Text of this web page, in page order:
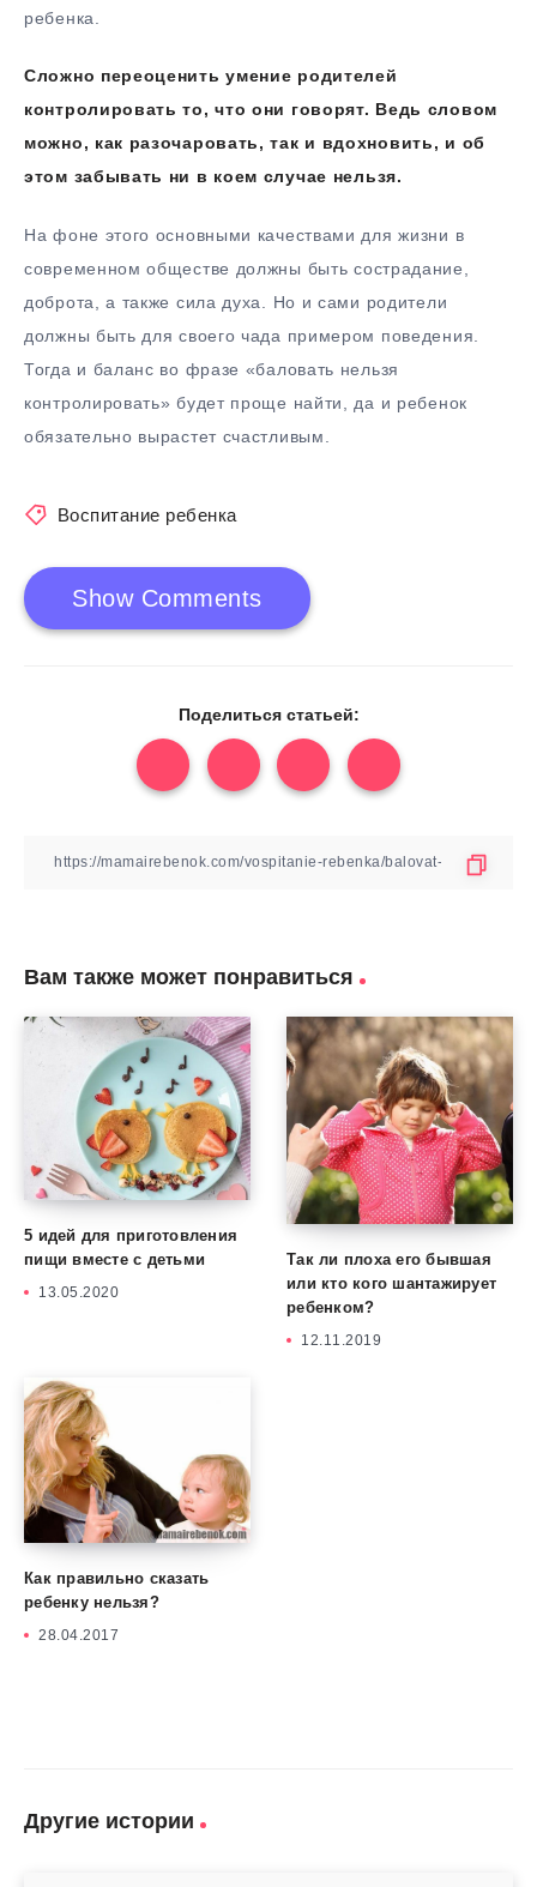
ребенка.
Сложно переоценить умение родителей
контролировать то, что они говорят. Ведь словом
можно, как разочаровать, так и вдохновить, и об
этом забывать ни в коем случае нельзя.
На фоне этого основными качествами для жизни в
современном обществе должны быть сострадание,
доброта, а также сила духа. Но и сами родители
должны быть для своего чада примером поведения.
Тогда и баланс во фразе «баловать нельзя
контролировать» будет проще найти, да и ребенок
обязательно вырастет счастливым.
Воспитание ребенка
Show Comments
Поделиться статьей:
Вам также может понравиться
5 идей для приготовления
пищи вместе с детьми
13.05.2020
Так ли плоха его бывшая
или кто кого шантажирует
ребенком?
12.11.2019
Как правильно сказать
ребенку нельзя?
28.04.2017
Другие истории